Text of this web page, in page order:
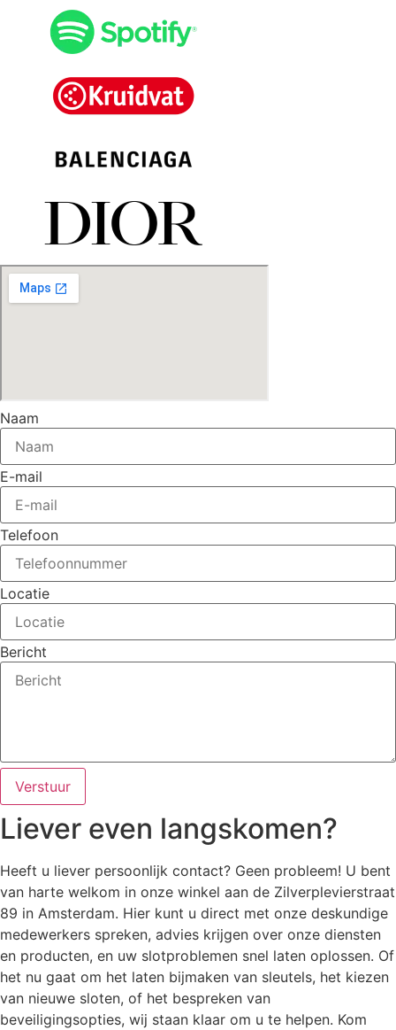
Naam
E-mail
Telefoon
Locatie
Bericht
Verstuur
Liever even langskomen?
Heeft u liever persoonlijk contact? Geen probleem! U bent
van harte welkom in onze winkel aan de Zilverplevierstraat
89 in Amsterdam. Hier kunt u direct met onze deskundige
medewerkers spreken, advies krijgen over onze diensten
en producten, en uw slotproblemen snel laten oplossen. Of
het nu gaat om het laten bijmaken van sleutels, het kiezen
van nieuwe sloten, of het bespreken van
beveiligingsopties, wij staan klaar om u te helpen. Kom